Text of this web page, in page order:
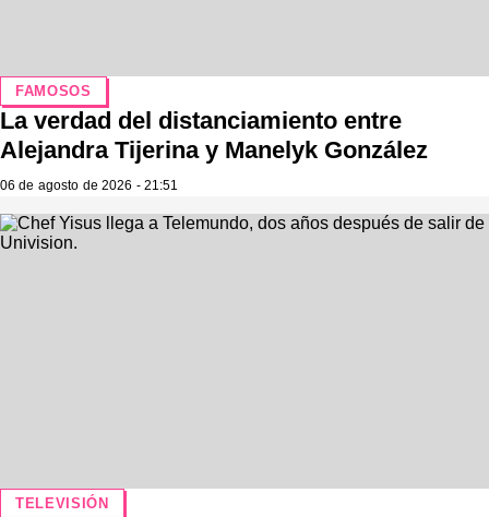
FAMOSOS
La verdad del distanciamiento entre
Alejandra Tijerina y Manelyk González
06 de agosto de 2026 - 21:51
TELEVISIÓN